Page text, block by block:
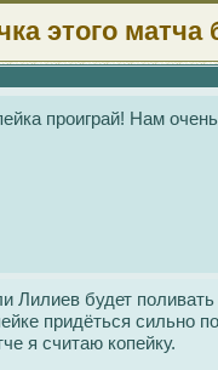
этого матча
проиграй! Нам
Лилиев будет
придёться сильно
я считаю копейку.